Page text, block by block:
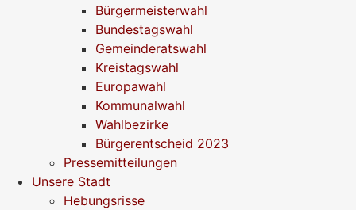
Bürgermeisterwahl
Bundestagswahl
Gemeinderatswahl
Kreistagswahl
Europawahl
Kommunalwahl
Wahlbezirke
Bürgerentscheid 2023
Pressemitteilungen
Unsere Stadt
Hebungsrisse